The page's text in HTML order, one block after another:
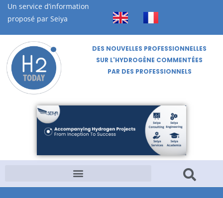
Un service d’information
proposé par Seiya
DES NOUVELLES PROFESSIONNELLES
SUR L'HYDROGÈNE COMMENTÉES
PAR DES PROFESSIONNELS